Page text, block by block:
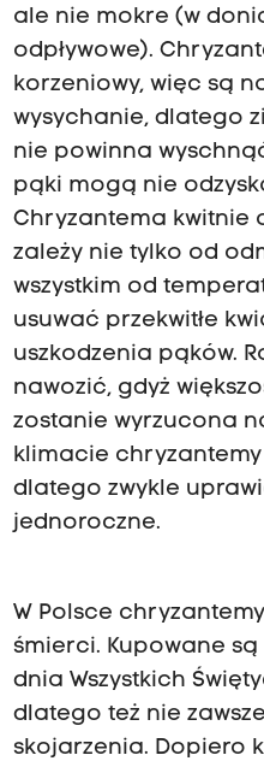
ale nie mokre (w
odpływowe).
korzeniowy, więc są
wysychanie, dlatego
nie powinna
pąki mogą nie
Chryzantema kwitnie
zależy nie tylko od
wszystkim od
usuwać przekwitłe
uszkodzenia pąków.
nawozić, gdyż
zostanie wyrzucona
klimacie
dlatego zwykle
jednoroczne.
W Polsce
śmierci. Kupowane
dnia Wszystkich
dlatego też nie
skojarzenia. Dopiero